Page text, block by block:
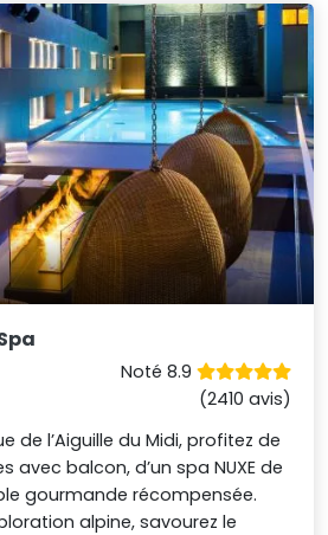
Noté 8.9
(2410 avis)
de l’Aiguille du Midi, profitez de
avec balcon, d’un spa NUXE de
gourmande récompensée.
alpine, savourez le